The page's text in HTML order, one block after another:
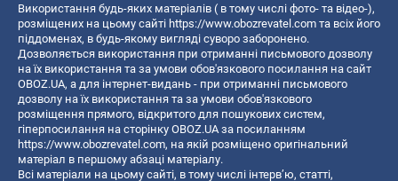
Використання будь-яких матеріалів ( в тому числі фото- та відео-),
розміщених на цьому сайті https://www.obozrevatel.com та всіх його
піддоменах, в будь-якому вигляді суворо заборонено.
Дозволяється використання при отриманні письмового дозволу
на їх використання та за умови обов'язкового посилання на сайт
OBOZ.UA, а для інтернет-видань - при отриманні письмового
дозволу на їх використання та за умови обов'язкового
розміщення прямого, відкритого для пошукових систем,
гіперпосилання на сторінку OBOZ.UA за посиланням
https://www.obozrevatel.com, на якій розміщено оригінальний
матеріал в першому абзаці матеріалу.
Всі матеріали на цьому сайті, в тому числі інтерв’ю, статті,